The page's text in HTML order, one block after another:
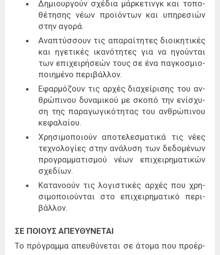
Δημιουρ­γούν σχέ­δια μάρ­κε­τινγκ και το­πο­
θέ­τη­σης νέων προ­ϊ­ό­ντων και υπη­ρε­σιών
στην αγο­ρά.
Ανα­πτύσ­σουν τις απα­ραί­τη­τες διοι­κη­τι­κές
και ηγε­τι­κές ικα­νό­τη­τες για να ηγού­νται
των επι­χει­ρή­σε­ών τους σε ένα πα­γκο­σμιο­
ποι­η­μέ­νο πε­ρι­βάλ­λον.
Εφαρ­μό­ζουν τις αρ­χές δια­χεί­ρι­σης του αν­
θρώ­πι­νου δυ­να­μι­κού με σκο­πό την ενί­σχυ­
ση της πα­ρα­γω­γι­κό­τη­τας του αν­θρώ­πι­νου
κε­φα­λαί­ου.
Χρη­σι­μο­ποιούν απο­τε­λε­σμα­τι­κά τις νέες
τε­χνο­λο­γί­ες στην ανά­λυ­ση των δε­δο­μέ­νων
προ­γραμ­μα­τι­σμού νέων επι­χει­ρη­μα­τι­κών
σχε­δί­ων.
Κατα­νο­ούν τις λο­γι­στι­κές αρ­χές που χρη­
σι­μο­ποιού­νται στο επι­χει­ρη­μα­τι­κό πε­ρι­
βάλ­λον.
ΣΕ­ ΠΟΙΟΥ­Σ Α­ΠΕΥ­ΘΥ­ΝΕ­ΤΑΙ
Το πρό­γραμ­μα απευ­θύ­νε­ται σε άτο­μα που προ­έρ­